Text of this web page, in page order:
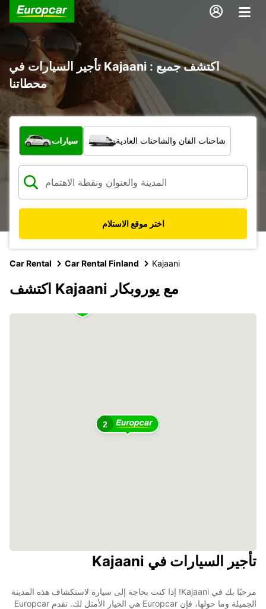
تأجير السيارات في Kajaani : اكتشف جميع
محطاتنا
ما نوع المركبة؟
سيارات شاحنات الفان والشاحنات العادية
اختر موقع الاستلام
Car Rental Car Rental Finland Kajaani
اكتشف Kajaani مع يوروبكار
2
تأجير السيارات في Kajaani
مرحبًا بك في Kajaani! إذا كنت بحاجة إلى سيارة لاستكشاف هذه المدينة
الجميلة وما حولها، فإن Europcar هي الخيار الأمثل لك. تقدم Europcar